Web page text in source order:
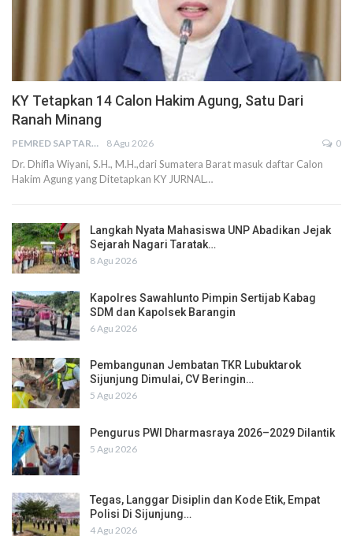
KY Tetapkan 14 Calon Hakim Agung, Satu Dari
Ranah Minang
PEMRED SAPTARIUS 8 Agu 2026 0
Dr. Dhifla Wiyani, S.H., M.H.,dari Sumatera Barat masuk daftar Calon
Hakim Agung yang Ditetapkan KY JURNAL…
Langkah Nyata Mahasiswa UNP Abadikan Jejak
Sejarah Nagari Taratak…
8 Agu 2026
Kapolres Sawahlunto Pimpin Sertijab Kabag
SDM dan Kapolsek Barangin
6 Agu 2026
Pembangunan Jembatan TKR Lubuktarok
Sijunjung Dimulai, CV Beringin…
5 Agu 2026
Pengurus PWI Dharmasraya 2026–2029 Dilantik
5 Agu 2026
Tegas, Langgar Disiplin dan Kode Etik, Empat
Polisi Di Sijunjung…
4 Agu 2026